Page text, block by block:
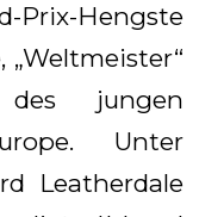
Hengste
„Weltmeister“
des jungen
Unter
Leatherdale